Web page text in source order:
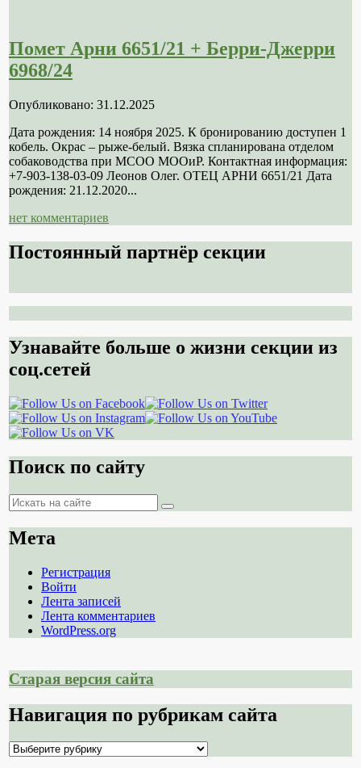
Помет Арни 6651/21 + Берри-Джерри
6968/24
Опубликовано: 31.12.2025
Дата рождения: 14 ноября 2025. К бронированию доступен 1
кобель. Окрас – рыже-белый. Вязка спланирована отделом
собаководства при МСОО МООиР. Контактная информация:
+7-903-138-03-09 Леонов Олег. ОТЕЦ АРНИ 6651/21 Дата
рождения: 21.12.2020...
нет комментариев
Постоянный партнёр секции
Узнавайте больше о жизни секции из
соц.сетей
Поиск по сайту
Поиск
Поиск
Мета
Регистрация
Войти
Лента записей
Лента комментариев
WordPress.org
Старая версия сайта
Навигация по рубрикам сайта
Навигация